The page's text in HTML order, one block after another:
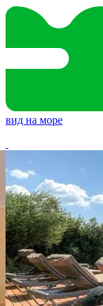
вид на море